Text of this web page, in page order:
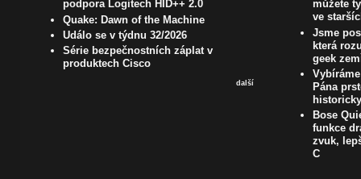
podpora Logitech HID++ 2.0
Quake: Dawn of the Machine
Událo se v týdnu 32/2026
Série bezpečnostních záplat v
produktech Cisco
další
můžete
ve
Jsme
která
geek
Pána
Bose
funkce
zvuk,
C